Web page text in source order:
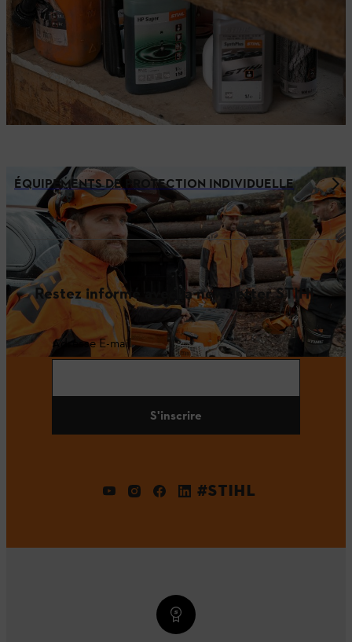
ÉQUIPEMENTS DE PROTECTION INDIVIDUELLE
Restez informé avec la newsletter STIHL
Adresse E-mail
S'inscrire
#STIHL